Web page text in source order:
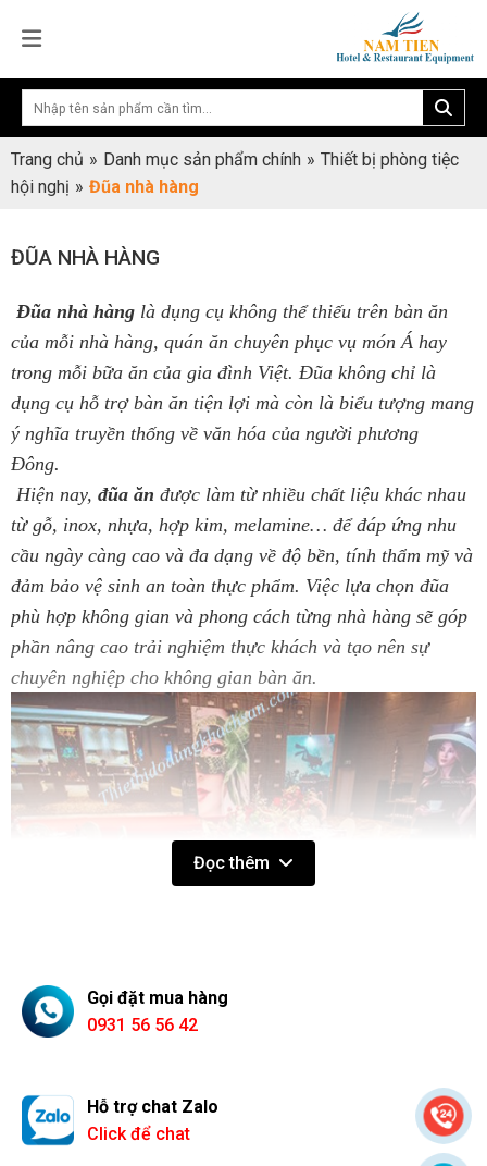
Trang chủ » Danh mục sản phẩm chính » Thiết bị phòng tiệc
hội nghị » Đũa nhà hàng
ĐŨA NHÀ HÀNG
Đũa nhà hàng là dụng cụ không thể thiếu trên bàn ăn
của mỗi nhà hàng, quán ăn chuyên phục vụ món Á hay
trong mỗi bữa ăn của gia đình Việt. Đũa không chỉ là
dụng cụ hỗ trợ bàn ăn tiện lợi mà còn là biểu tượng mang
ý nghĩa truyền thống về văn hóa của người phương
Đông.
Hiện nay, đũa ăn được làm từ nhiều chất liệu khác nhau
từ gỗ, inox, nhựa, hợp kim, melamine… để đáp ứng nhu
cầu ngày càng cao và đa dạng về độ bền, tính thẩm mỹ và
đảm bảo vệ sinh an toàn thực phẩm. Việc lựa chọn đũa
phù hợp không gian và phong cách từng nhà hàng sẽ góp
phần nâng cao trải nghiệm thực khách và tạo nên sự
chuyên nghiệp cho không gian bàn ăn.
Đọc thêm
Gọi đặt mua hàng
0931 56 56 42
Hỗ trợ chat Zalo
Click để chat